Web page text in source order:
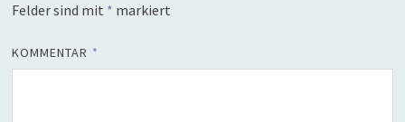
Felder sind mit * markiert
KOMMENTAR *